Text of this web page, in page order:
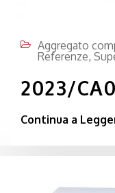
Aggregato
Referenze,
2023/
Continua a